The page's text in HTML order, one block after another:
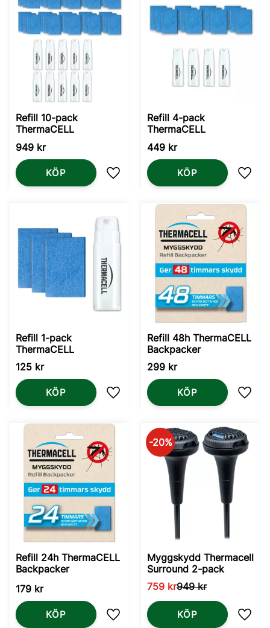
Refill 10-pack
ThermaCELL
949 kr
Lägg till i favoriter
KÖP
Refill 4-pack
ThermaCELL
449 kr
KÖP
Refill 1-pack
ThermaCELL
125 kr
Lägg till i favoriter
KÖP
Refill 48h ThermaCELL
Backpacker
299 kr
KÖP
Refill 24h ThermaCELL
Backpacker
179 kr
Lägg till i favoriter
KÖP
Myggskydd Thermacell
Surround 2-pack
759 kr949kr
20%
KÖP